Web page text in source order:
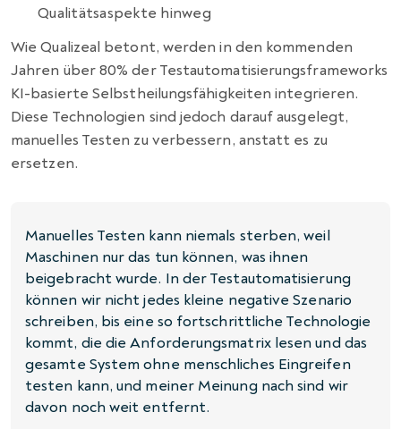
Qualitätsaspekte hinweg
Wie Qualizeal betont, werden in den kommenden
Jahren über 80% der Testautomatisierungsframeworks
KI-basierte Selbstheilungsfähigkeiten integrieren.
Diese Technologien sind jedoch darauf ausgelegt,
manuelles Testen zu verbessern, anstatt es zu
ersetzen.
Manuelles Testen kann niemals sterben, weil
Maschinen nur das tun können, was ihnen
beigebracht wurde. In der Testautomatisierung
können wir nicht jedes kleine negative Szenario
schreiben, bis eine so fortschrittliche Technologie
kommt, die die Anforderungsmatrix lesen und das
gesamte System ohne menschliches Eingreifen
testen kann, und meiner Meinung nach sind wir
davon noch weit entfernt.